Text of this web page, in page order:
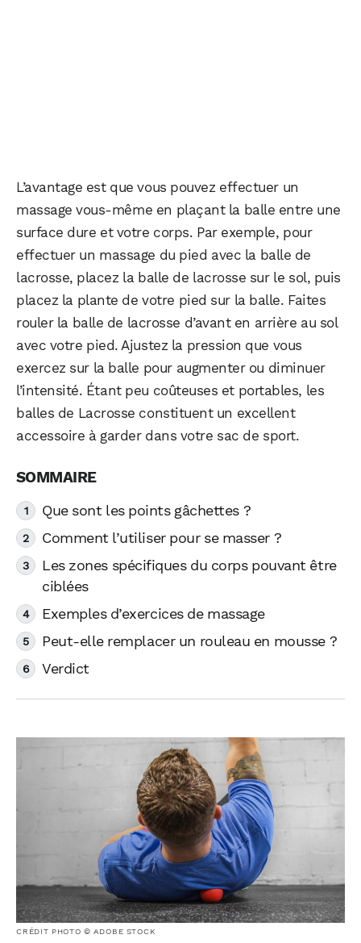
L’avantage est que vous pouvez effectuer un
massage vous-même en plaçant la balle entre une
surface dure et votre corps. Par exemple, pour
effectuer un massage du pied avec la balle de
lacrosse, placez la balle de lacrosse sur le sol, puis
placez la plante de votre pied sur la balle. Faites
rouler la balle de lacrosse d’avant en arrière au sol
avec votre pied. Ajustez la pression que vous
exercez sur la balle pour augmenter ou diminuer
l’intensité. Étant peu coûteuses et portables, les
balles de Lacrosse constituent un excellent
accessoire à garder dans votre sac de sport.
Que sont les points gâchettes ?
Comment l’utiliser pour se masser ?
Les zones spécifiques du corps pouvant être
ciblées
Exemples d’exercices de massage
Peut-elle remplacer un rouleau en mousse ?
Verdict
CRÉDIT PHOTO © ADOBE STOCK